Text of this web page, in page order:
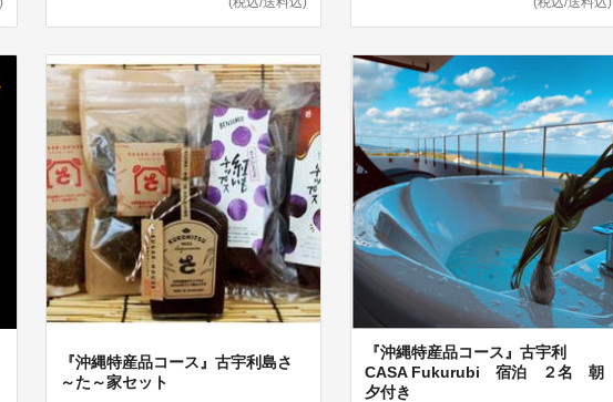
『沖縄特産品コース』古宇利島さ
～た～家セット
『沖縄特産品コース』古宇利
CASA Fukurubi 宿泊 ２名 朝
夕付き